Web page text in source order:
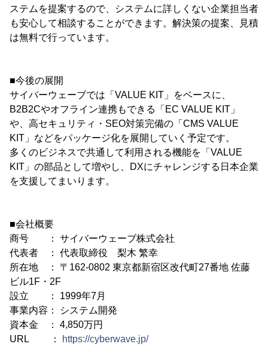
ステムを提案するので、システムに詳しくない企業担当者
も安心して相談することができます。解決策の提案、見積
は無料で行っています。
■今後の展開
サイバーウェーブでは「VALUE KIT」をベースに、
B2B2Cやオフライン連携もできる「EC VALUE KIT」
や、高セキュリティ・SEO対策完備の「CMS VALUE
KIT」などをパッケージ化を展開していく予定です。
多くのビジネスで共通して利用される機能を「VALUE
KIT」の部品として増やし、DXにチャレンジする日本企業
を支援してまいります。
■会社概要
商号 ： サイバーウェーブ株式会社
代表者 ： 代表取締役 梨木 繁幸
所在地 ： 〒162-0802 東京都新宿区改代町27番地 佐藤
ビル1F・2F
設立 ： 1999年7月
事業内容： システム開発
資本金 ： 4,850万円
URL ：
https://cyberwave.jp/